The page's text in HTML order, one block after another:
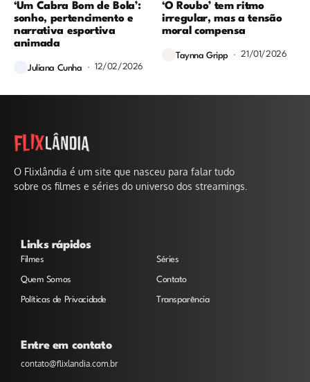
‘Um Cabra Bom de Bola’:
sonho, pertencimento e
narrativa esportiva
animada
Juliana Cunha 12/02/2026
‘O Roubo’ tem ritmo
irregular, mas a tensão
moral compensa
Taynna Gripp 21/01/2026
O Flixlândia é um site que nasceu para falar tudo
sobre os filmes e séries do universo dos streamings.
Links rápidos
Filmes Séries
Quem Somos Contato
Políticas de Privacidade Transparência
Entre em contato
contato@flixlandia.com.br